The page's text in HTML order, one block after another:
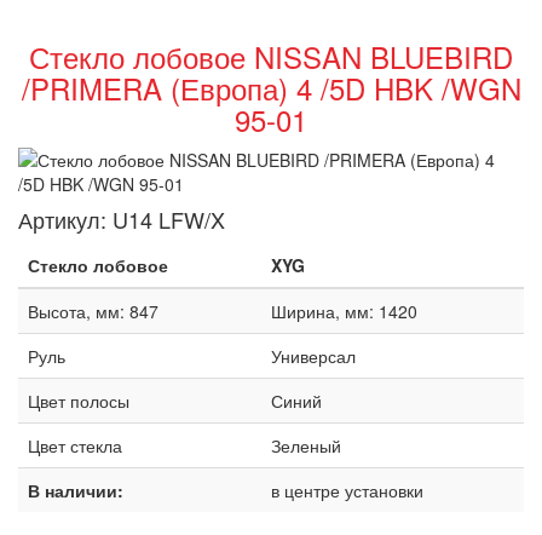
Стекло лобовое NISSAN BLUEBIRD
/PRIMERA (Европа) 4 /5D HBK /WGN
95-01
Артикул: U14 LFW/X
Стекло лобовое
XYG
Высота, мм: 847
Ширина, мм: 1420
Руль
Универсал
Цвет полосы
Синий
Цвет стекла
Зеленый
В наличии:
в центре установки